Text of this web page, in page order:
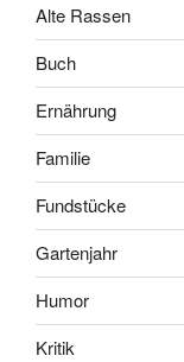
Alte Rassen
Buch
Ernährung
Familie
Fundstücke
Gartenjahr
Humor
Kritik